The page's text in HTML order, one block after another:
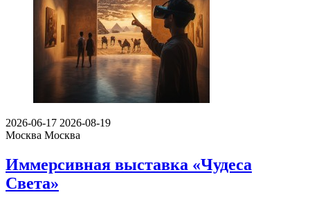
2026-06-17 2026-08-19
Москва Москва
Иммерсивная выставка «Чудеса
Света»